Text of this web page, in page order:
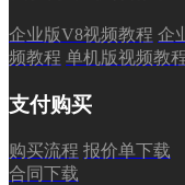
企业版V8视频教程 企
频教程 单机版视频教
支付购买
购买流程 报价单下载
合同下载